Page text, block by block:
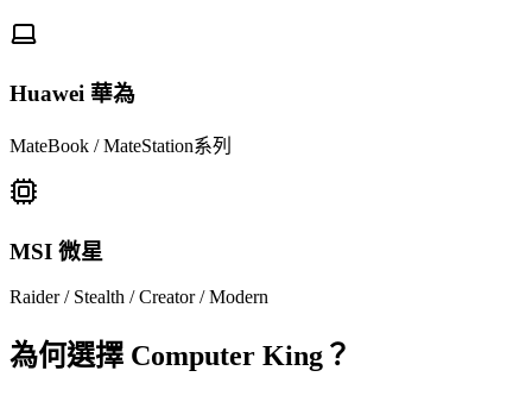
Huawei 華為
MateBook / MateStation系列
MSI 微星
Raider / Stealth / Creator / Modern
為何選擇 Computer King？